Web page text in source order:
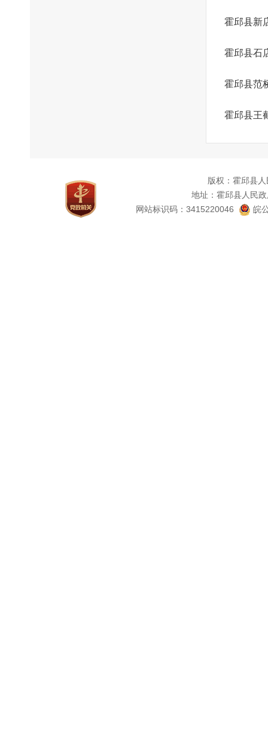
霍邱县新
霍邱县石
霍邱县范
霍邱县王
版权：霍邱县
地址：霍邱县人民
网站标识码：3415220046
皖